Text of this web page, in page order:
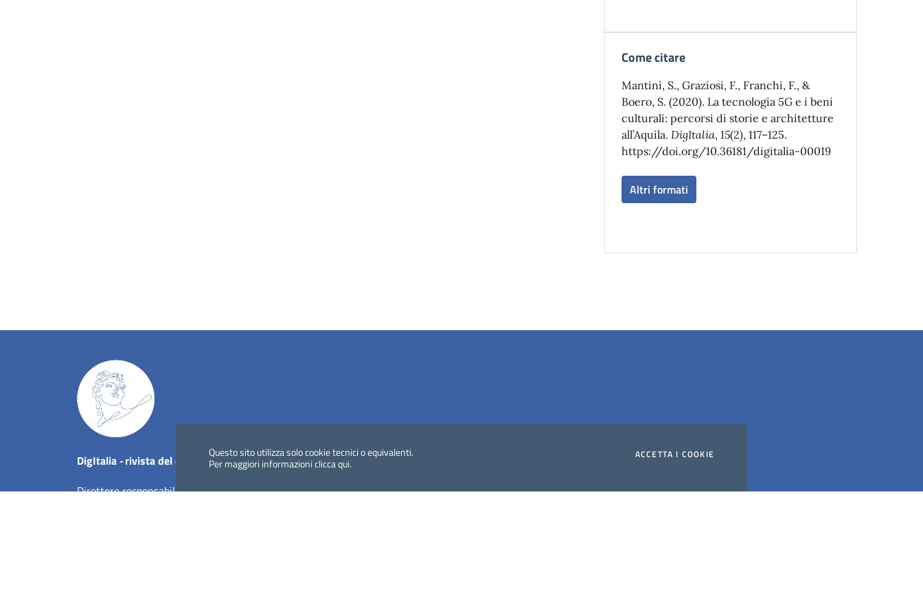
Questo sito utilizza solo cookie tecnici o equivalenti.
Per maggiori informazioniclicca qui.
ACCETTA I COOKIE
Come citare
Mantini, S., Graziosi, F., Franchi, F., &
Boero, S. (2020). La tecnologia 5G e i beni
culturali: percorsi di storie e architetture
all’Aquila. DigItalia, 15(2), 117–125.
https://doi.org/10.36181/digitalia-00019
Altri formati
DigItalia -rivista del digitale nei beni culturali||ISSN: 1972-621X
Direttore responsabile: Giuliano Genetasio